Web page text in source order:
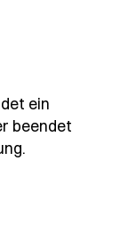
und
ein
beendet